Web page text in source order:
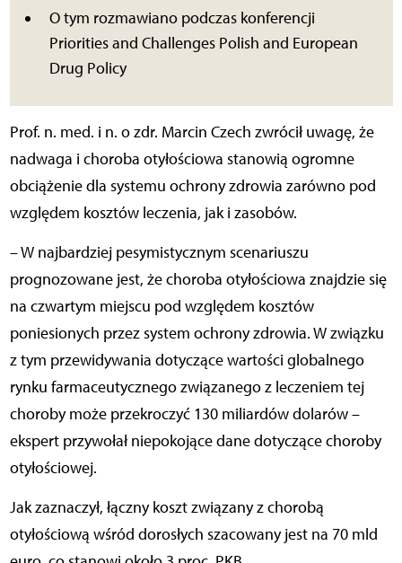
O tym rozmawiano podczas konferencji
Priorities and Challenges Polish and European
Drug Policy
Prof. n. med. i n. o zdr. Marcin Czech zwrócił uwagę, że
nadwaga i choroba otyłościowa stanowią ogromne
obciążenie dla systemu ochrony zdrowia zarówno pod
względem kosztów leczenia, jak i zasobów.
– W najbardziej pesymistycznym scenariuszu
prognozowane jest, że choroba otyłościowa znajdzie się
na czwartym miejscu pod względem kosztów
poniesionych przez system ochrony zdrowia. W związku
z tym przewidywania dotyczące wartości globalnego
rynku farmaceutycznego związanego z leczeniem tej
choroby może przekroczyć 130 miliardów dolarów –
ekspert przywołał niepokojące dane dotyczące choroby
otyłościowej.
Jak zaznaczył, łączny koszt związany z chorobą
otyłościową wśród dorosłych szacowany jest na 70 mld